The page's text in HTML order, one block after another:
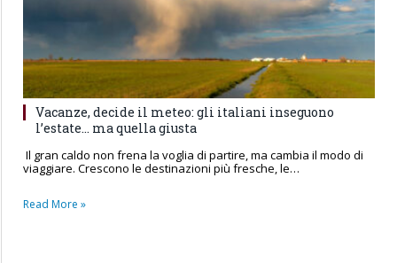
Vacanze, decide il meteo: gli italiani inseguono
l’estate… ma quella giusta
Il gran caldo non frena la voglia di partire, ma cambia il modo di
viaggiare. Crescono le destinazioni più fresche, le…
Read More »